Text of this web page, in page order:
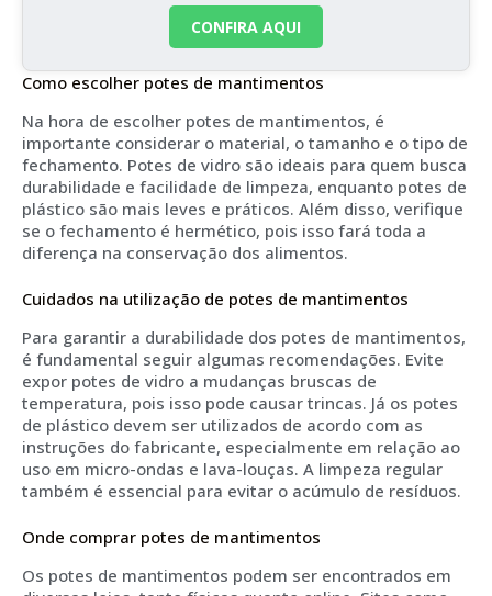
CONFIRA AQUI
Como escolher potes de mantimentos
Na hora de escolher potes de mantimentos, é
importante considerar o material, o tamanho e o tipo de
fechamento. Potes de vidro são ideais para quem busca
durabilidade e facilidade de limpeza, enquanto potes de
plástico são mais leves e práticos. Além disso, verifique
se o fechamento é hermético, pois isso fará toda a
diferença na conservação dos alimentos.
Cuidados na utilização de potes de mantimentos
Para garantir a durabilidade dos potes de mantimentos,
é fundamental seguir algumas recomendações. Evite
expor potes de vidro a mudanças bruscas de
temperatura, pois isso pode causar trincas. Já os potes
de plástico devem ser utilizados de acordo com as
instruções do fabricante, especialmente em relação ao
uso em micro-ondas e lava-louças. A limpeza regular
também é essencial para evitar o acúmulo de resíduos.
Onde comprar potes de mantimentos
Os potes de mantimentos podem ser encontrados em